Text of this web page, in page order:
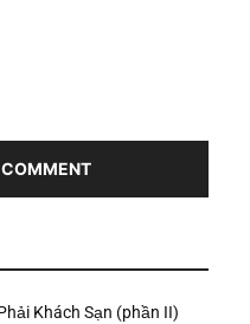
COMMENT
Khách Sạn (phần II)